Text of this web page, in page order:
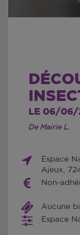
LE 06/
De Mairie L.
Espace
Ajeux,
Non-
Aucune
Espace